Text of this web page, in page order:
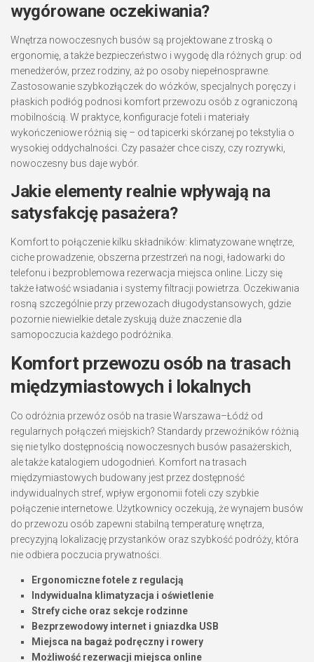
wygórowane oczekiwania?
Wnętrza nowoczesnych busów są projektowane z troską o
ergonomię, a także bezpieczeństwo i wygodę dla różnych grup: od
menedżerów, przez rodziny, aż po osoby niepełnosprawne.
Zastosowanie szybkozłączek do wózków, specjalnych poręczy i
płaskich podłóg podnosi komfort przewozu osób z ograniczoną
mobilnością. W praktyce, konfiguracje foteli i materiały
wykończeniowe różnią się – od tapicerki skórzanej po tekstylia o
wysokiej oddychalności. Czy pasażer chce ciszy, czy rozrywki,
nowoczesny bus daje wybór.
Jakie elementy realnie wpływają na
satysfakcję pasażera?
Komfort to połączenie kilku składników: klimatyzowane wnętrze,
ciche prowadzenie, obszerna przestrzeń na nogi, ładowarki do
telefonu i bezproblemowa rezerwacja miejsca online. Liczy się
także łatwość wsiadania i systemy filtracji powietrza. Oczekiwania
rosną szczególnie przy przewozach długodystansowych, gdzie
pozornie niewielkie detale zyskują duże znaczenie dla
samopoczucia każdego podróżnika.
Komfort przewozu osób na trasach
międzymiastowych i lokalnych
Co odróżnia przewóz osób na trasie Warszawa–Łódź od
regularnych połączeń miejskich? Standardy przewoźników różnią
się nie tylko dostępnością nowoczesnych busów pasażerskich,
ale także katalogiem udogodnień. Komfort na trasach
międzymiastowych budowany jest przez dostępność
indywidualnych stref, wpływ ergonomii foteli czy szybkie
połączenie internetowe. Użytkownicy oczekują, że wynajem busów
do przewozu osób zapewni stabilną temperaturę wnętrza,
precyzyjną lokalizację przystanków oraz szybkość podróży, która
nie odbiera poczucia prywatności.
Ergonomiczne fotele z regulacją
Indywidualna klimatyzacja i oświetlenie
Strefy ciche oraz sekcje rodzinne
Bezprzewodowy internet i gniazdka USB
Miejsca na bagaż podręczny i rowery
Możliwość rezerwacji miejsca online